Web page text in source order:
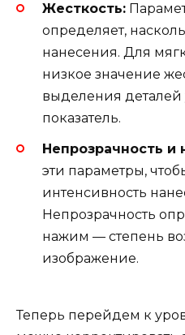
Жесткость:
определяет,
нанесения. Для
низкое значение
выделения деталей
показатель.
Непрозрачность и
эти параметры,
интенсивность
Непрозрачность
нажим — степень
изображение.
Теперь перейдем к